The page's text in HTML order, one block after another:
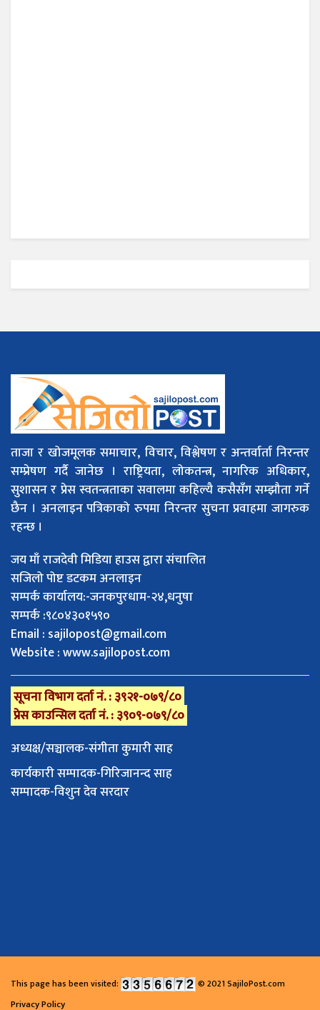
ताजा र खोजमूलक समाचार, विचार, विश्लेषण र अन्तर्वार्ता निरन्तर
सम्प्रेषण गर्दै जानेछ । राष्ट्रियता, लोकतन्त्र, नागरिक अधिकार,
सुशासन र प्रेस स्वतन्त्रताका सवालमा कहिल्यै कसैसँग सम्झौता गर्ने
छैन । अनलाइन पत्रिकाको रुपमा निरन्तर सुचना प्रवाहमा जागरुक
रहन्छ ।
जय माँ राजदेवी मिडिया हाउस द्वारा संचालित
सजिलो पोष्ट डटकम अनलाइन
सम्पर्क कार्यालय:-जनकपुरधाम-२४,धनुषा
सम्पर्क :९८०४३०१५९०
Email : sajilopost@gmail.com
Website : www.sajilopost.com
सूचना विभाग दर्ता नं. : ३९२१-०७९/८०
प्रेस काउन्सिल दर्ता नं. : ३९०९-०७९/८०
अध्यक्ष/सञ्चालक-संगीता कुमारी साह
कार्यकारी सम्पादक-गिरिजानन्द साह
सम्पादक-विशुन देव सरदार
This page has been visited: © 2021 SajiloPost.com
Privacy Policy